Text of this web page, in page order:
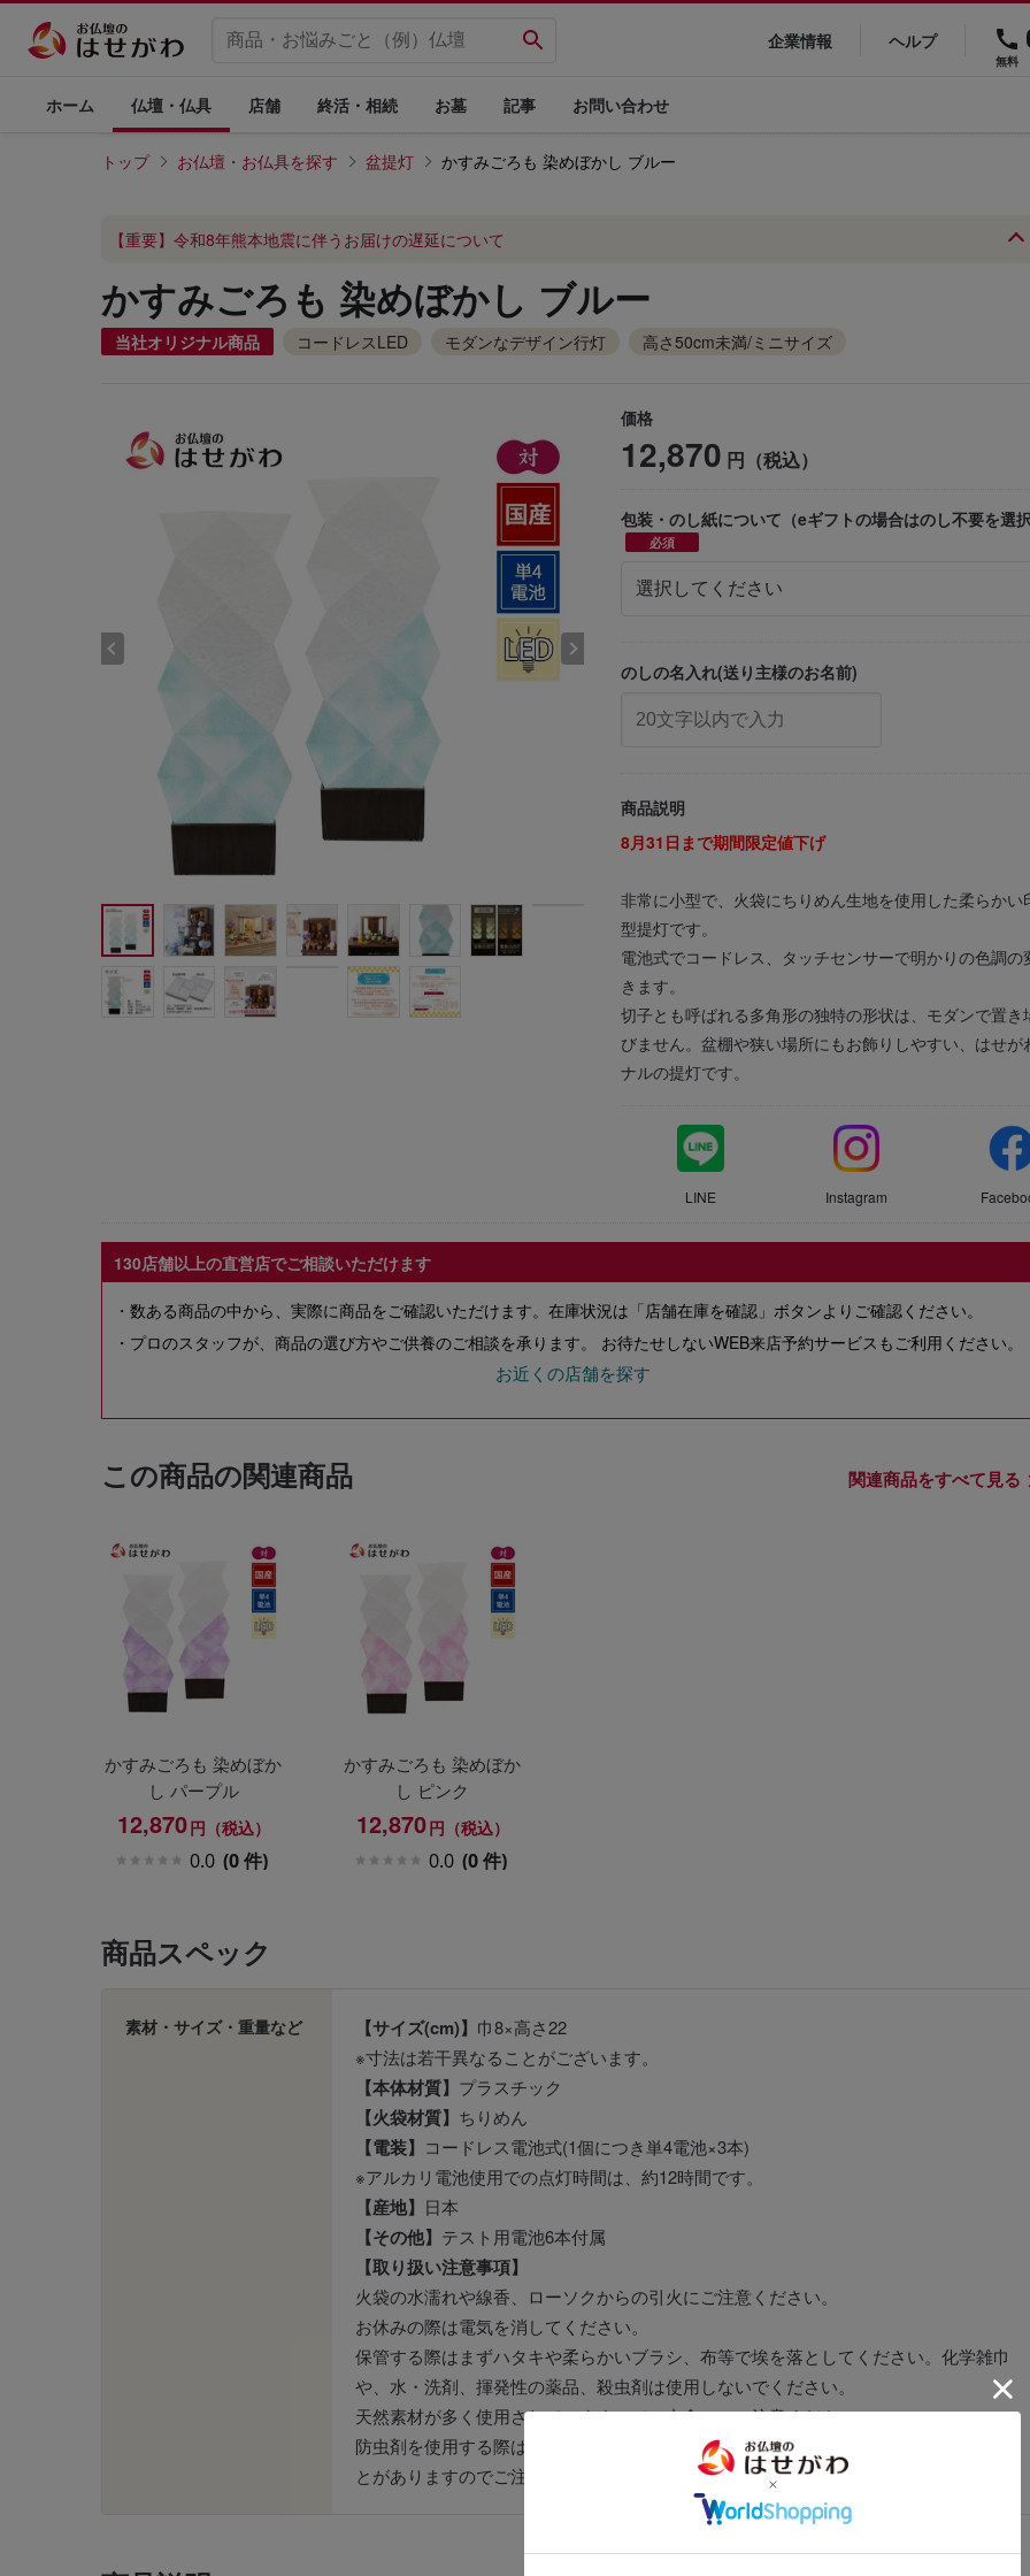
企業情報 ヘルプ
無料
ホーム 仏壇・仏具 店舗 終活・相続 お墓 記事 お問い合わせ
トップ お仏壇・お仏具を探す 盆提灯 かすみごろも 染めぼかし ブルー
【重要】令和8年熊本地震に伴うお届けの遅延について
かすみごろも 染めぼかし ブルー
当社オリジナル商品 コードレスLED モダンなデザイン行灯 高さ50cm未満/ミニサイズ
価格
12,870 円（税込）
包装・のし紙について（eギフトの場合はのし不要を選択
必須
のしの名入れ(送り主様のお名前)
商品説明
8月31日まで期間限定値下げ
非常に小型で、火袋にちりめん生地を使用した柔らかい
型提灯です。
電池式でコードレス、タッチセンサーで明かりの色調の
きます。
切子とも呼ばれる多角形の独特の形状は、モダンで置き
びません。盆棚や狭い場所にもお飾りしやすい、はせが
ナルの提灯です。
LINE Instagram
130店舗以上の直営店でご相談いただけます
・数ある商品の中から、実際に商品をご確認いただけます。在庫状況は「店舗在庫を確認」ボタンよりご確認ください。
・プロのスタッフが、商品の選び方やご供養のご相談を承ります。 お待たせしないWEB来店予約サービスもご利用ください。
お近くの店舗を探す
この商品の関連商品 関連商品をすべて見る
かすみごろも 染めぼか
し パープル
12,870円（税込）
0.0 (0 件)
かすみごろも 染めぼか
し ピンク
12,870円（税込）
0.0 (0 件)
商品スペック
素材・サイズ・重量など 【サイズ(cm)】 巾8×高さ22
※寸法は若干異なることがございます。
【本体材質】 プラスチック
【火袋材質】 ちりめん
【電装】 コードレス電池式(1個につき単4電池×3本)
※アルカリ電池使用での点灯時間は、約12時間です。
【産地】 日本
【その他】 テスト用電池6本付属
【取り扱い注意事項】
火袋の水濡れや線香、ローソクからの引火にご注意ください。
お休みの際は電気を消してください。
保管する際はまずハタキや柔らかいブラシ、布等で埃を落としてください。化学雑巾
や、水・洗剤、揮発性の薬品、殺虫剤は使用しないでください。
天然素材が多く使用されていますので、虫食いにご注意ください。
防虫剤を使用する際は提灯用のものをご用意ください。入れすぎるとかえって傷むこ
とがありますのでご注意ください。